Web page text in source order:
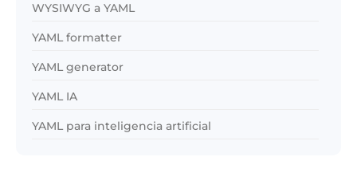
WYSIWYG a YAML
YAML formatter
YAML generator
YAML IA
YAML para inteligencia artificial